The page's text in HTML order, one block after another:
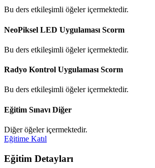
Bu ders etkileşimli öğeler içermektedir.
NeoPiksel LED Uygulaması Scorm
Bu ders etkileşimli öğeler içermektedir.
Radyo Kontrol Uygulaması Scorm
Bu ders etkileşimli öğeler içermektedir.
Eğitim Sınavı Diğer
Diğer öğeler içermektedir.
Eğitime Katıl
Eğitim Detayları